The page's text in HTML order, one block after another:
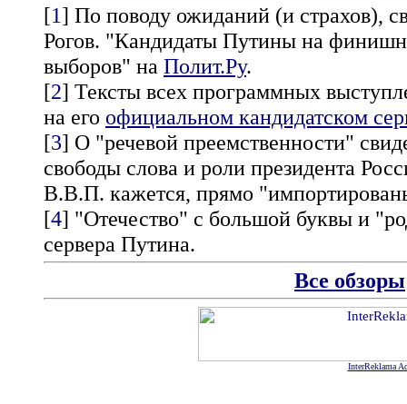
[1] По поводу ожиданий (и страхов),
Рогов. "Кандидаты Путины на
выборов" на Полит.Ру.
[2] Тексты всех программных
на его официальном кандидатском
[3] О "речевой преемственности"
свободы слова и роли президента
В.В.П. кажется, прямо
[4] "Отечество" с большой буквы и
сервера Путина.
Все обзоры
InterReklama